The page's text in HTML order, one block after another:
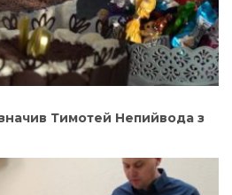
Тимотей Непийвода з